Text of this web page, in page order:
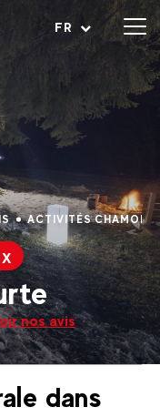
FR
Ouvrir le menu
ACTIVITÉS CHAMONIX
nos avis
dans